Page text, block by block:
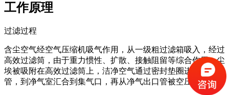
工作原理
过滤过程
含尘空气经空气压缩机吸气作用，从一级粗过滤箱吸入，经过
高效过滤筒，由于重力惯性、扩散、接触阻留等综合作用，尘
埃被吸附在高效过滤筒上，洁净空气通过密封垫圈进入文氏
管，到净气室汇合到集气口，再从净气出口管被空压机吸入。